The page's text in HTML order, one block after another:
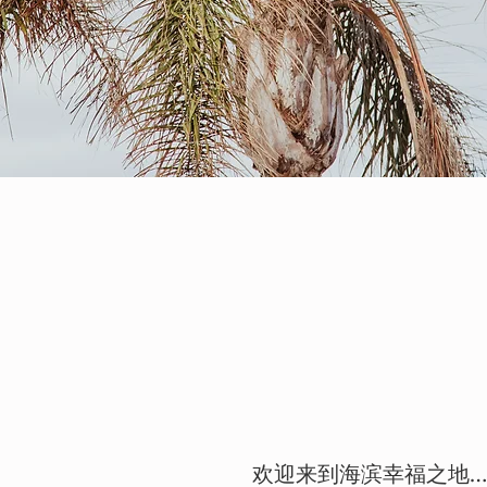
欢迎来到海滨幸福之地